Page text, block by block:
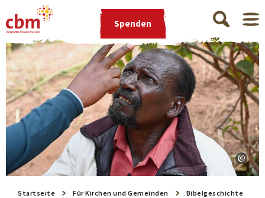
Spenden
Startseite Für Kirchen und Gemeinden Bibelgeschichte